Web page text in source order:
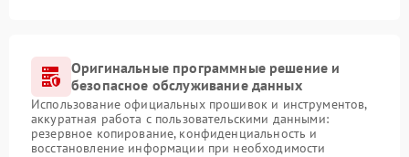
Оригинальные программные решение и
безопасное обслуживание данных
Использование официальных прошивок и инструментов,
аккуратная работа с пользовательскими данными:
резервное копирование, конфиденциальность и
восстановление информации при необходимости